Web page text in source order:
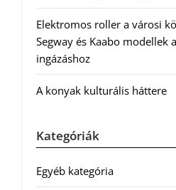
Elektromos roller a városi
Segway és Kaabo modellek
ingázáshoz
A konyak kulturális háttere
Kategóriák
Egyéb kategória